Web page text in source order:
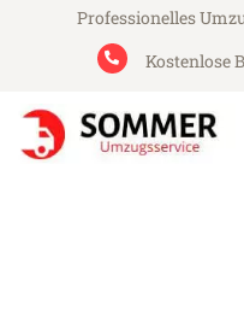
Professionelles
Kostenlose